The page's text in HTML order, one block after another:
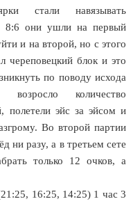
стали навязывать
8:6 они ушли на первый
и на второй, но с этого
череповецкий блок и это
по поводу исхода
количество
полетели эйс за эйсом и
Во второй партии
ни разу, а в третьем сете
только 12 очков, а
16:25, 14:25) 1 час 3